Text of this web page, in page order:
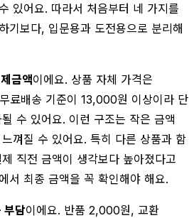
있어요. 따라서 처음부터 네 가지를
기보다, 입문용과 도전용으로 분리해
금액이에요. 상품 자체 가격은
료배송 기준이 13,000원 이상이라 단
수 있어요. 이런 구조는 작은 금액
껴질 수 있어요. 특히 다른 상품과 함
직전 금액이 생각보다 높아졌다고
서 최종 금액을 꼭 확인해야 해요.
부담이에요. 반품 2,000원, 교환